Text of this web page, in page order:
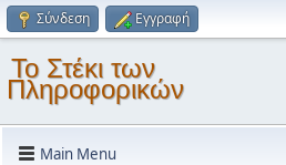
Σύνδεση Εγγραφή
Το Στέκι των
Πληροφορικών
Main Menu